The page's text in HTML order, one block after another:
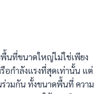
นที่ขนาดใหญ่ไม่ใช่เพียง
กำลังแรงที่สุดเท่านั้น แต่
วมกัน ทั้งขนาดพื้นที่ ความ